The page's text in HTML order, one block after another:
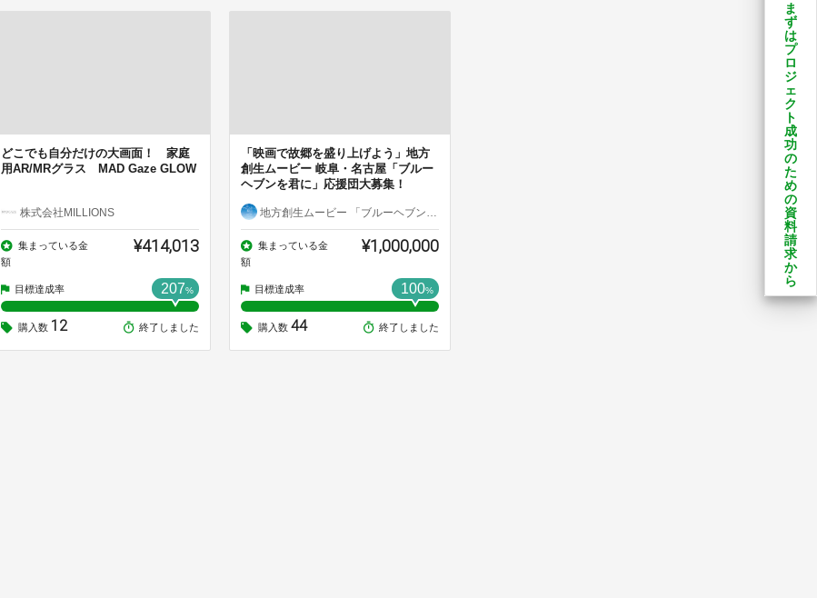
どこでも自分だけの大画面！ 家庭
用AR/MRグラス MAD Gaze GLOW
株式会社MILLIONS
集まっている金
額
¥414,013
目標達成率 207%
購入数 12 終了しました
「映画で故郷を盛り上げよう」地方
創生ムービー 岐阜・名古屋「ブルー
ヘブンを君に」応援団大募集！
地方創生ムービー 「ブルーヘブンを君に」製作委員会
集まっている金
額
¥1,000,000
目標達成率 100%
購入数 44 終了しました
ま
ず
は
プ
ロ
ジ
ェ
ク
ト
成
功
の
た
め
の
資
料
請
求
か
ら